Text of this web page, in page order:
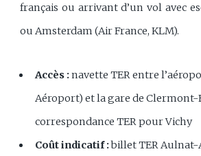
français ou arrivant d’un vol avec
ou Amsterdam (Air France, KLM).
Accès :navette TER entre
Aéroport) et la gare de
correspondance TER pour Vichy
Coût indicatif :billet TER